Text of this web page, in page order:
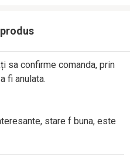
sa confirme comanda, prin
fi anulata.
stare f buna, este